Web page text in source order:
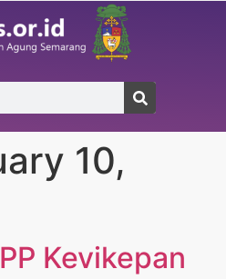
10,
Kevikepan